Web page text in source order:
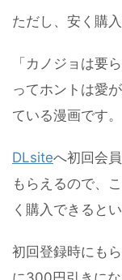
ただし、安く購
「カノジョは要
ってホントは愛
ている漫画です。
DLsiteへ初回会
もらえるので、
く購入できると
初回登録時にも